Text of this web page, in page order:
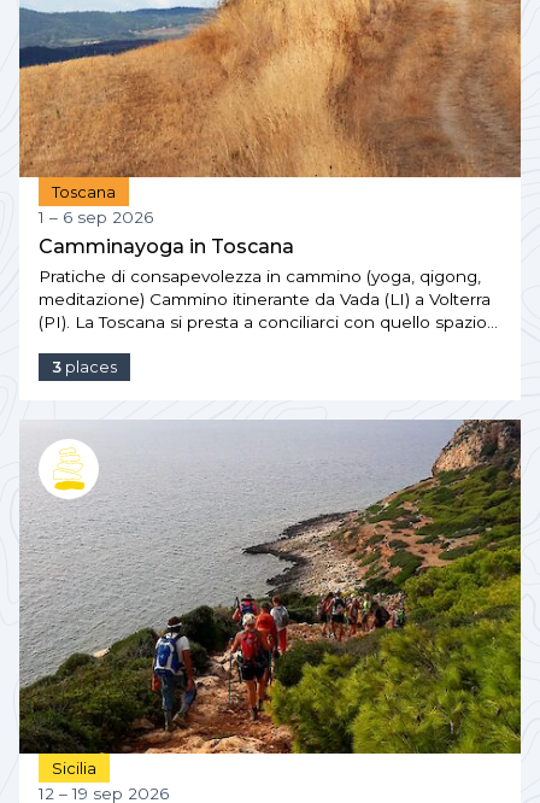
Toscana
1 – 6 sep 2026
Camminayoga in Toscana
Pratiche di consapevolezza in cammino (yoga, qigong,
meditazione) Cammino itinerante da Vada (LI) a Volterra
(PI). La Toscana si presta a conciliarci con quello spazio…
3 places
Sicilia
12 – 19 sep 2026